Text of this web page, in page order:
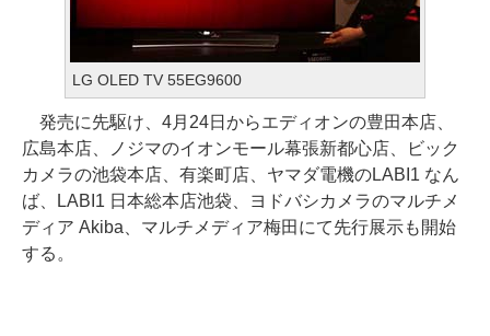
LG OLED TV 55EG9600
発売に先駆け、4月24日からエディオンの豊田本店、
広島本店、ノジマのイオンモール幕張新都心店、ビック
カメラの池袋本店、有楽町店、ヤマダ電機のLABI1 なん
ば、LABI1 日本総本店池袋、ヨドバシカメラのマルチメ
ディア Akiba、マルチメディア梅田にて先行展示も開始
する。